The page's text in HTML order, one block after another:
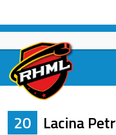
Skip
content
20 Lacina Petr